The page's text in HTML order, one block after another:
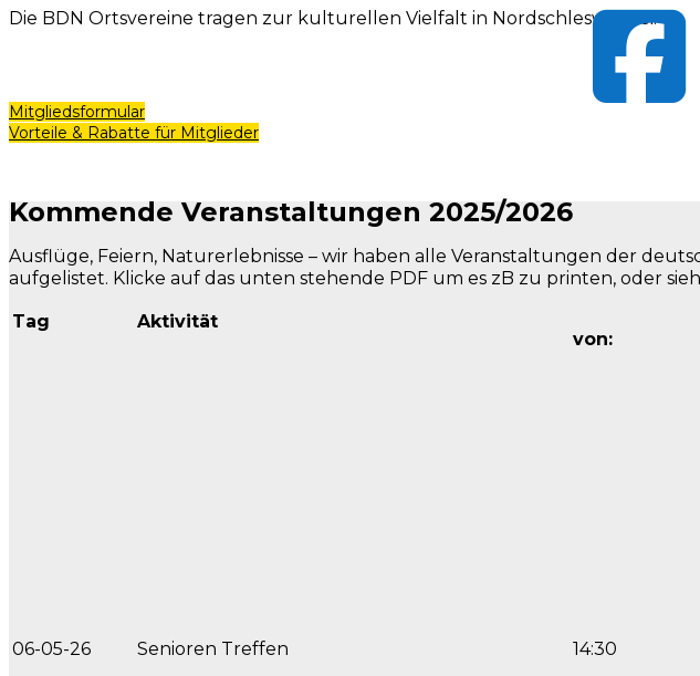
Die BDN Ortsvereine tragen zur kulturellen Vielfalt in Nordschleswig bei.

Mitgliedsformular
Vorteile & Rabatte für Mitglieder
Kommende Veranstaltungen 2025/2026
Ausflüge, Feiern, Naturerlebnisse – wir haben alle Veranstaltungen der
aufgelistet. Klicke auf das unten stehende PDF um es zB zu printen, oder
Tag
Aktivität
von:
06-05-26 Senioren Treffen 14:30